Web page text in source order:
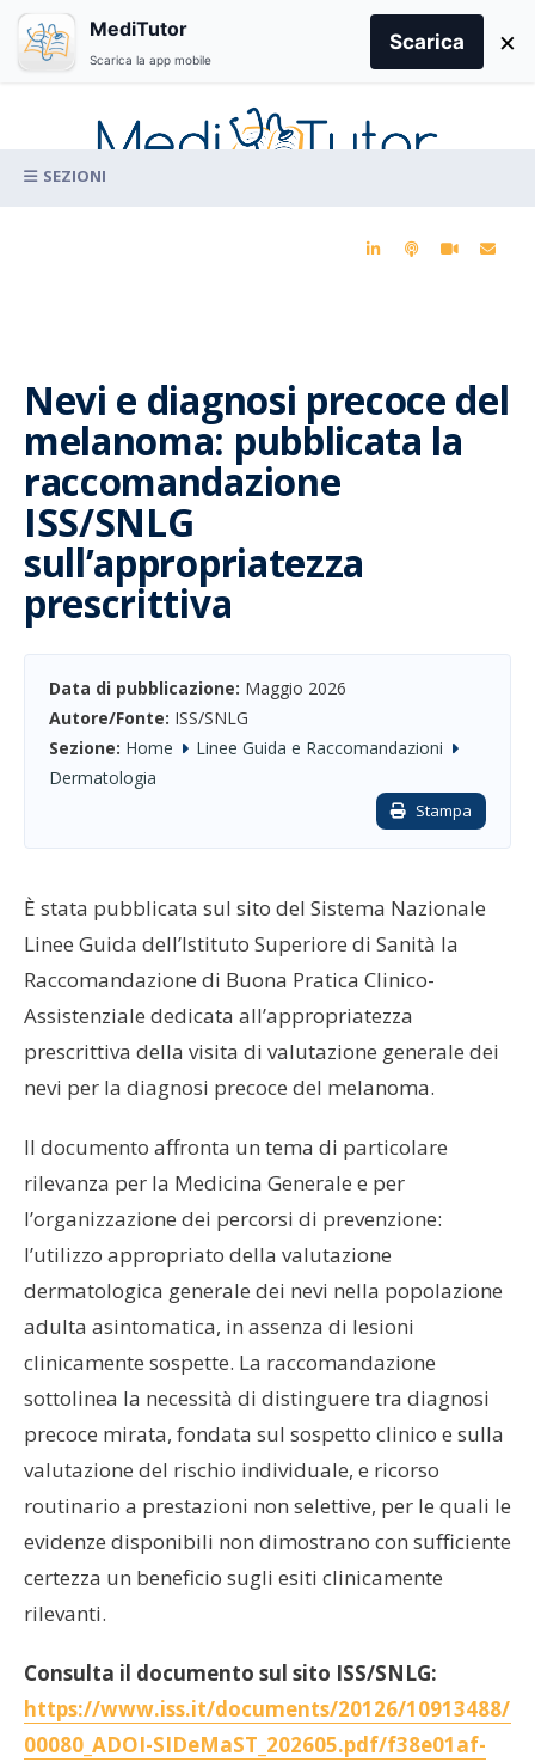
content
Nevi e diagnosi precoce del
melanoma: pubblicata la
raccomandazione
ISS/SNLG
sull’appropriatezza
prescrittiva
Data di pubblicazione: Maggio 2026
Autore/Fonte: ISS/SNLG
Sezione: Home
Linee Guida e Raccomandazioni
Dermatologia
Stampa
È stata pubblicata sul sito del Sistema Nazionale
Linee Guida dell’Istituto Superiore di Sanità la
Raccomandazione di Buona Pratica Clinico-
Assistenziale dedicata all’appropriatezza
prescrittiva della visita di valutazione generale dei
nevi per la diagnosi precoce del melanoma.
Il documento affronta un tema di particolare
rilevanza per la Medicina Generale e per
l’organizzazione dei percorsi di prevenzione:
l’utilizzo appropriato della valutazione
dermatologica generale dei nevi nella popolazione
adulta asintomatica, in assenza di lesioni
clinicamente sospette. La raccomandazione
sottolinea la necessità di distinguere tra diagnosi
precoce mirata, fondata sul sospetto clinico e sulla
valutazione del rischio individuale, e ricorso
routinario a prestazioni non selettive, per le quali le
evidenze disponibili non dimostrano con sufficiente
certezza un beneficio sugli esiti clinicamente
rilevanti.
Consulta il documento sul sito ISS/SNLG:
https://www.iss.it/documents/20126/10913488/
00080_ADOI-SIDeMaST_202605.pdf/f38e01af-
for:
MediTutor
Scarica la app mobile
Scarica ×